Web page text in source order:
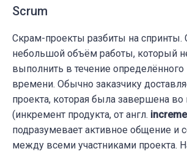
Scrum
Скрам-проекты разбиты на спринты.
небольшой объём работы, который
выполнить в течение определённого
времени. Обычно заказчику
проекта, которая была завершена во
(инкремент продукта, от англ.
подразумевает активное общение и
между всеми участниками проекта.